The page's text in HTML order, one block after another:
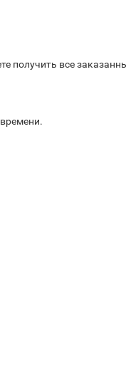
получить все